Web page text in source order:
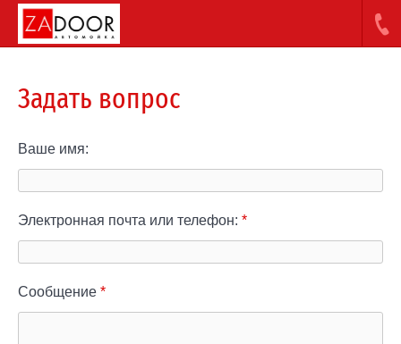
Задать вопрос
Ваше имя:
Электронная почта или телефон: *
Сообщение *